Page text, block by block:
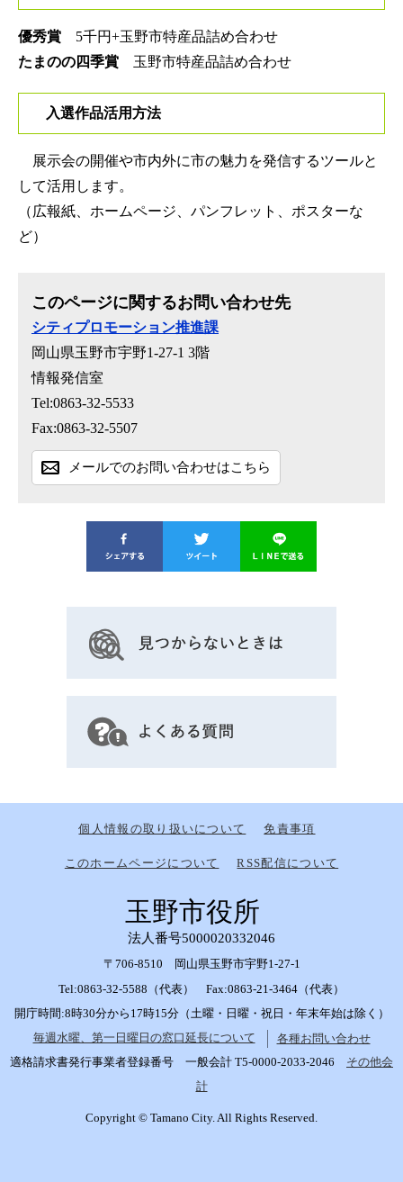
優秀賞 5千円+玉野市特産品詰め合わせ​
たまのの四季賞 玉野市特産品詰め合わせ
入選作品活用方法
展示会の開催や市内外に市の魅力を発信するツールと
して活用します。
（広報紙、ホームページ、パンフレット、ポスターな
ど）
このページに関するお問い合わせ先
シティプロモーション推進課
岡山県玉野市宇野1-27-1 3階
情報発信室
Tel:0863-32-5533
Fax:0863-32-5507
メールでのお問い合わせはこちら
個人情報の取り扱いについて 免責事項
このホームページについて RSS配信について
玉野市役所
法人番号5000020332046
〒706-8510 岡山県玉野市宇野1-27-1
Tel:0863-32-5588（代表） Fax:0863-21-3464（代表）
開庁時間:8時30分から17時15分（土曜・日曜・祝日・年末年始は除く）
毎週水曜、第一日曜日の窓口延長について
各種お問い合わせ
適格請求書発行事業者登録番号 一般会計 T5-0000-2033-2046 その他会
計
Copyright © Tamano City. All Rights Reserved.